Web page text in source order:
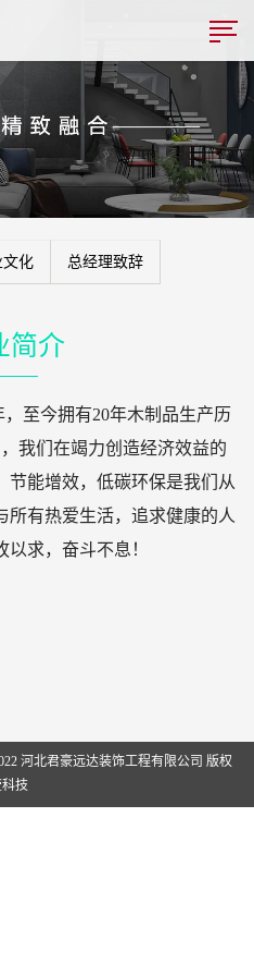
文化 总经理致辞
简介
至今拥有20年木制品生产历
我们在竭力创造经济效益的
节能增效，低碳环保是我们从
所有热爱生活，追求健康的人
求，奋斗不息！
河北君豪远达装饰工程有限公司 版权
技